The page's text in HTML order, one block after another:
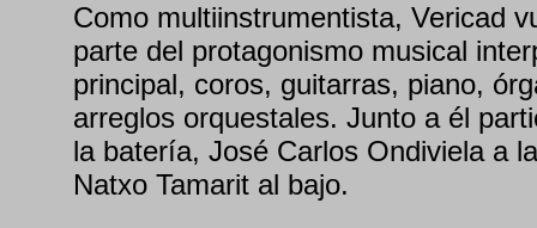
Como multiinstrumentista, Vericad
parte del protagonismo musical
principal, coros, guitarras, piano,
arreglos orquestales. Junto a él
la batería, José Carlos Ondiviela a
Natxo Tamarit al bajo.